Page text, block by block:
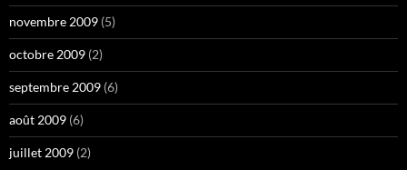
novembre 2009 (5)
octobre 2009 (2)
septembre 2009 (6)
août 2009 (6)
juillet 2009 (2)